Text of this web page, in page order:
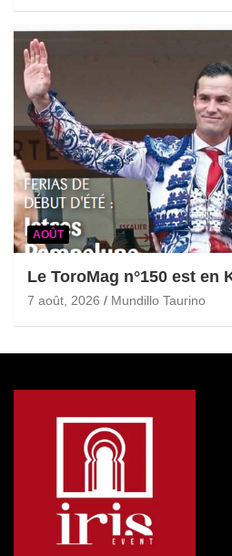
AOÛT
Le ToroMag n°150 est en
7 août, 2026 Mundillo Taurino